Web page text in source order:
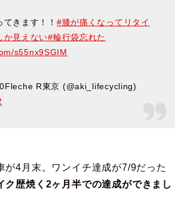
きます！！ #膝が痛くなってリタイ
か見えない#輪行袋忘れた
s55nx9SGIM
R東京 (@aki_lifecycling)
が4月末。ワンイチ達成が7/9だった
ク歴焼く2ヶ月半での達成ができまし